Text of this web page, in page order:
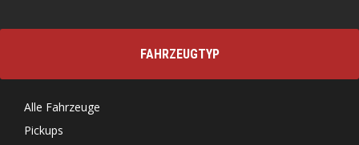
FAHRZEUGTYP
Alle Fahrzeuge
Pickups